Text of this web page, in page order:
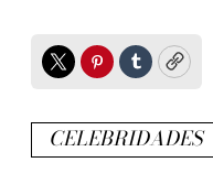
TwitterPinterest
TumblrCopy
CELEBRIDADES